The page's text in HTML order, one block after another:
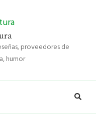
proveedores de
humor